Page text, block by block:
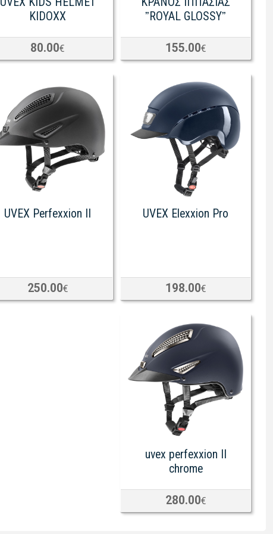
KIDOXX
80.00€
ˮROYAL GLOSSYˮ
155.00€
UVEX Perfexxion II
250.00€
UVEX Elexxion Pro
198.00€
uvex perfexxion II
chrome
280.00€